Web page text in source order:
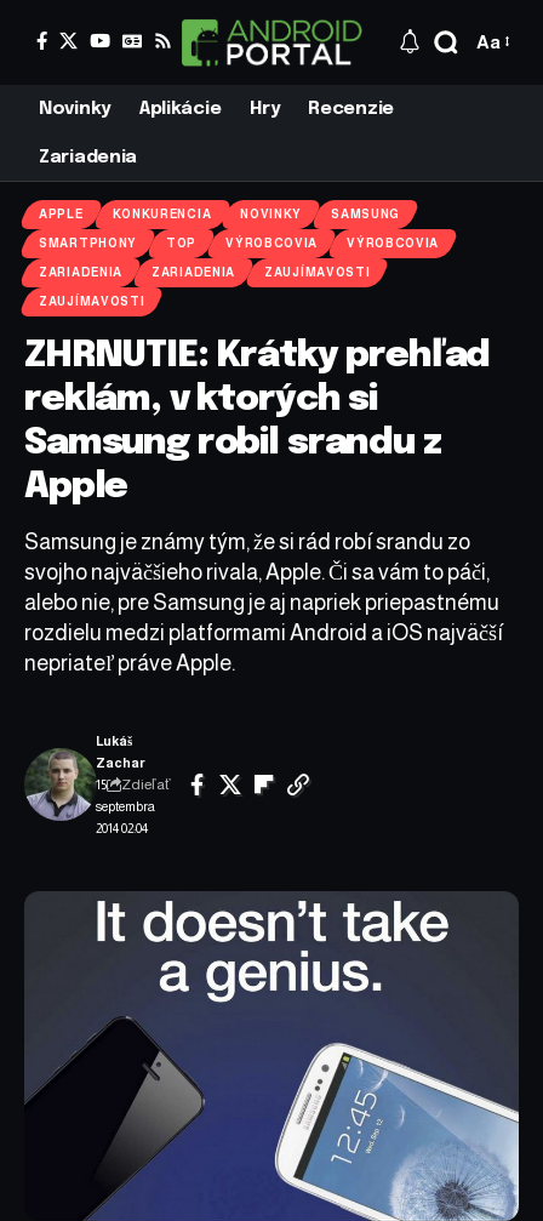
Aa
Novinky Aplikácie Hry Recenzie
Zariadenia
APPLE KONKURENCIA NOVINKY SAMSUNG
SMARTPHONY TOP VÝROBCOVIA VÝROBCOVIA
ZARIADENIA ZARIADENIA ZAUJÍMAVOSTI
ZAUJÍMAVOSTI
ZHRNUTIE: Krátky prehľad
reklám, v ktorých si
Samsung robil srandu z
Apple
Samsung je známy tým, že si rád robí srandu zo
svojho najväčšieho rivala, Apple. Či sa vám to páči,
alebo nie, pre Samsung je aj napriek priepastnému
rozdielu medzi platformami Android a iOS najväčší
nepriateľ práve Apple.
15.
septembra
2014 02:04
Lukáš
Zachar
Zdieľať